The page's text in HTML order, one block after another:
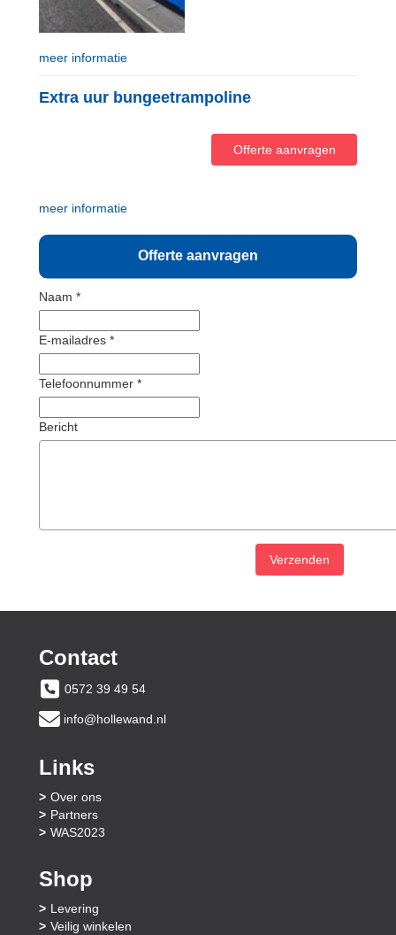
meer informatie
Extra uur bungeetrampoline
Offerte aanvragen
meer informatie
Offerte aanvragen
Naam *
E-mailadres *
Telefoonnummer *
Bericht
Verzenden
Contact
0572 39 49 54
info@hollewand.nl
Links
Over ons
Partners
WAS2023
Shop
Levering
Veilig winkelen